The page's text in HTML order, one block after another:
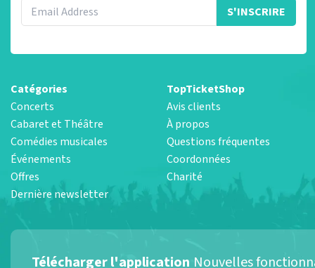
S'INSCRIRE
Catégories
Concerts
Cabaret et Théâtre
Comédies musicales
Événements
Offres
Dernière newsletter
TopTicketShop
Avis clients
À propos
Questions fréquentes
Coordonnées
Charité
Télécharger l'application Nouvelles